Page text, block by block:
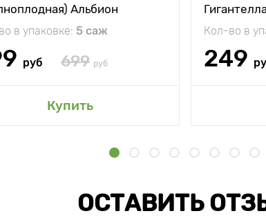
Альбион
в упаковке: 5 саж
руб 699 руб
Купить
Кол-во в
249
ОСТАВИТЬ